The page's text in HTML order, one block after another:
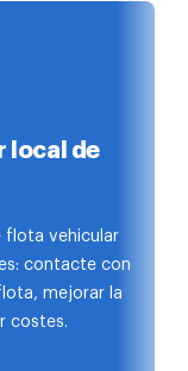
local de
flota vehicular
contacte con
mejorar la
costes.